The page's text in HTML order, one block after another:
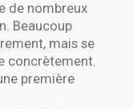
de nombreux
Beaucoup
mais se
concrètement.
première